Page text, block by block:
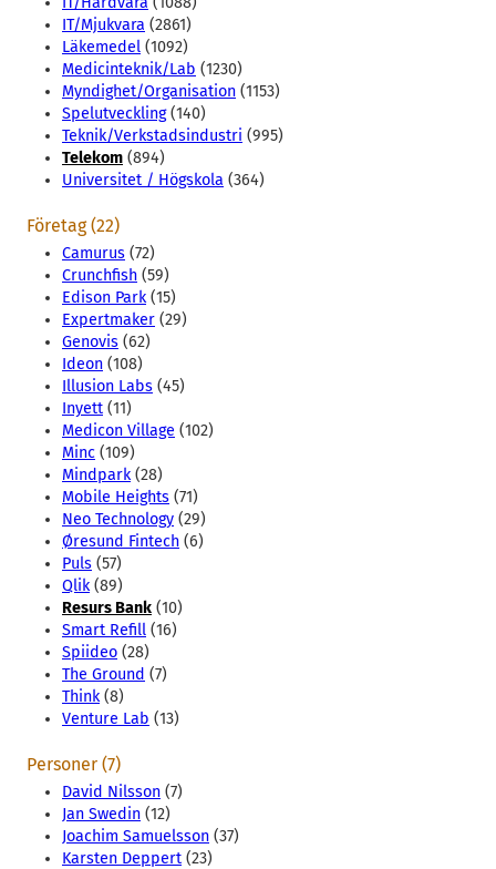
IT/Mjukvara (2861)
Läkemedel (1092)
Medicinteknik/Lab (1230)
Myndighet/Organisation (1153)
Spelutveckling(140)
Teknik/Verkstadsindustri (995)
Telekom (894)
Universitet / Högskola (364)
Företag (22)
Camurus (72)
Crunchfish (59)
Edison Park(15)
Expertmaker (29)
Genovis (62)
Ideon (108)
Illusion Labs (45)
Inyett (11)
Medicon Village (102)
Minc (109)
Mindpark(28)
Mobile Heights (71)
Neo Technology (29)
Øresund Fintech (6)
Puls (57)
Qlik(89)
Resurs Bank (10)
Smart Refill (16)
Spiideo (28)
The Ground (7)
Think(8)
Venture Lab (13)
Personer (7)
David Nilsson (7)
Jan Swedin (12)
Joachim Samuelsson (37)
Karsten Deppert (23)